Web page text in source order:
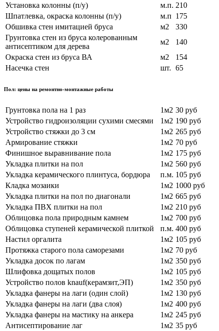
Установка колонны (п/у)
м.п. 210
Шпатлевка, окраска колонны (п/у)
м.п 175
Обшивка стен имитацией бруса
м2
330
Грунтовка стен из бруса колерованным
антисептиком для дерева
м2
140
Окраска стен из бруса ВА
м2
154
Насечка стен
шт. 65
Пол: цены на ремонтно-монтажные работы
Грунтовка пола на 1 раз 1м2 30 руб
Устройство гидроизоляции сухими смесями
1м2 190 руб
Устройство стяжки до 3 см
1м2 265 руб
Армирование стяжки
1м2 70 руб
Финишное выравнивание пола
1м2 175 руб
Укладка плитки на пол
1м2 560 руб
Укладка керамического плинтуса, бордюра
п.м. 105 руб
Кладка мозаики
1м2 1000 руб
Укладка плитки на пол по диагонали
1м2 665 руб
Укладка ПВХ плитки на пол
1м2 210 руб
Облицовка пола природным камнем
1м2 700 руб
Облицовка ступеней керамической плиткой
п.м. 400 руб
Настил оргалита
1м2 105 руб
Протяжка старого пола саморезами
1м2 70 руб
Укладка досок по лагам
1м2 350 руб
Шлифовка дощатых полов
1м2 105 руб
Устройство полов knauf(керамзит,ЭП)
1м2 350 руб
Укладка фанеры на лаги (один слой)
1м2 130 руб
Укладка фанеры на лаги (два слоя)
1м2 400 руб
Укладка фанеры на мастику на анкера
1м2 245 руб
Антисептирование лаг
1м2 35 руб